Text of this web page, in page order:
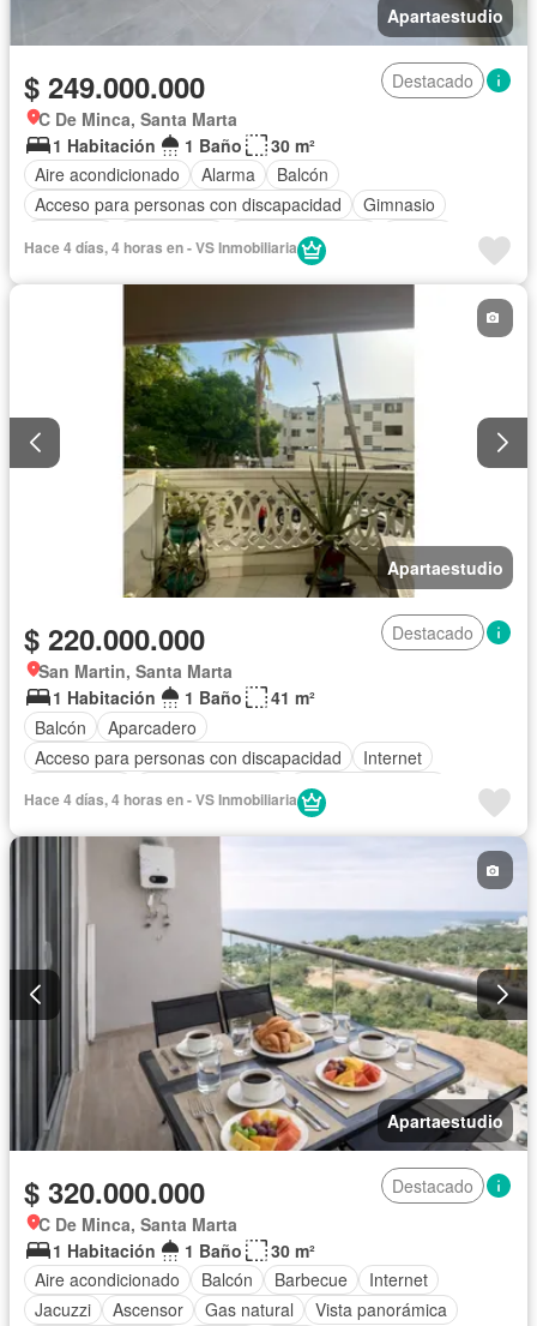
Apartaestudio
$ 249.000.000
Destacado
C De Minca, Santa Marta
1 Habitación
1 Baño
30 m²
Aire acondicionado
Alarma
Balcón
Acceso para personas con discapacidad
Gimnasio
Vista panorámica
Hace 4 días, 4 horas en - VS Inmobiliaria
Apartaestudio
$ 220.000.000
Destacado
San Martin, Santa Marta
1 Habitación
1 Baño
41 m²
Balcón
Aparcadero
Acceso para personas con discapacidad
Internet
Seguridad privada
Hace 4 días, 4 horas en - VS Inmobiliaria
Apartaestudio
$ 320.000.000
Destacado
C De Minca, Santa Marta
1 Habitación
1 Baño
30 m²
Aire acondicionado
Balcón Barbecue
Internet
Jacuzzi
Ascensor Gas natural
Vista panorámica